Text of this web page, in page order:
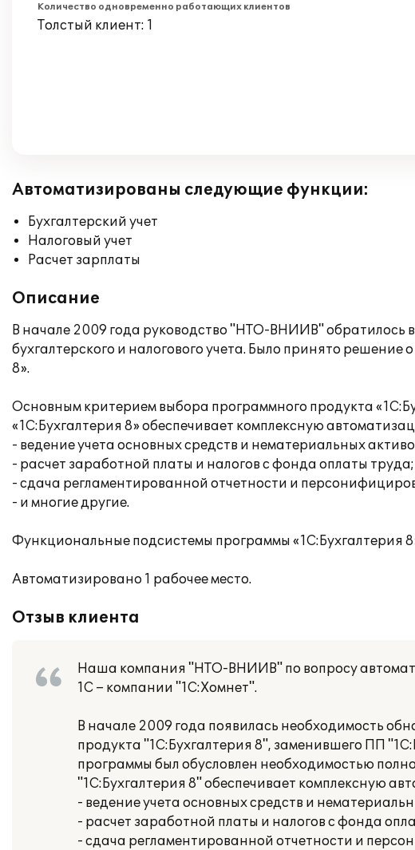
Количество одновременно работающих клиентов
Толстый клиент: 1
Автоматизированы следующие функции:
Бухгалтерский учет
Налоговый учет
Расчет зарплаты
Описание
В начале 2009 года руководство "НТО-ВНИИВ" обратилось
бухгалтерского и налогового учета. Было принято
8».
Основным критерием выбора программного продукта
«1С:Бухгалтерия 8» обеспечивает комплексную
- ведение учета основных средств и нематериальных
- расчет заработной платы и налогов с фонда оплаты труда;
- сдача регламентированной отчетности и
- и многие другие.
Функциональные подсистемы программы «1С:Бухгалтерия
Автоматизировано 1 рабочее место.
Отзыв клиента
Наша компания "НТО-ВНИИВ" по вопросу
1С – компании "1С:Хомнет".
В начале 2009 года появилась необходимость
продукта "1С:Бухгалтерия 8", заменившего ПП
программы был обусловлен необходимостью
"1С:Бухгалтерия 8" обеспечивает комплексную
- ведение учета основных средств и
- расчет заработной платы и налогов с фонда
- сдача регламентированной отчетности и